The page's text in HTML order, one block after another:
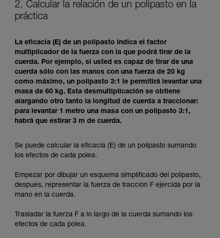
2. Calcular la relación de un polipasto en la
práctica
La eficacia (E) de un polipasto indica el factor
multiplicador de la fuerza con la que podrá tirar de la
cuerda. Por ejemplo, si usted es capaz de tirar de una
cuerda sólo con las manos con una fuerza de 20 kg
como máximo, un polipasto 3:1 le permitirá levantar una
masa de 60 kg. Esta desmultiplicación se obtiene
alargando otro tanto la longitud de cuerda a traccionar:
para levantar 1 metro una masa con un polipasto 3:1,
habrá que estirar 3 m de cuerda.
Se puede calcular la eficacia (E) de un polipasto sumando
los efectos de cada polea.
Empezar por dibujar un esquema simplificado del polipasto,
después, representar la fuerza de tracción F ejercida por la
mano en la cuerda.
Trasladar la fuerza F a lo largo de la cuerda sumando los
efectos de cada polea.